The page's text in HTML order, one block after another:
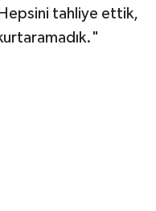
tahliye ettik,